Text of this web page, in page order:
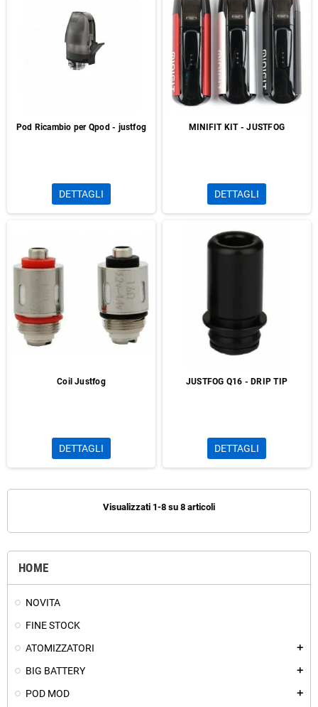
HOME
NOVITA
FINE STOCK
ATOMIZZATORI
add
BIG BATTERY add
POD MOD add
Pod Ricambio per Qpod - justfog
DETTAGLI
MINIFIT KIT - JUSTFOG
DETTAGLI
Coil Justfog
DETTAGLI
JUSTFOG Q16 - DRIP TIP
DETTAGLI
Visualizzati 1-8 su 8 articoli